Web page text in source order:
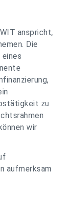
anspricht,
Die
zu
wir
aufmerksam